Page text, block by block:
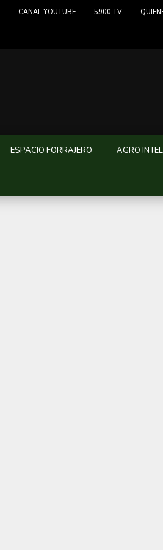
CANAL YOUTUBE 5900 TV
ESPACIO FORRAJERO AGRO